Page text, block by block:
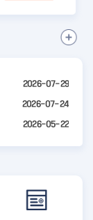
2026-07-29
2026-07-24
2026-05-22
공
항
보
기